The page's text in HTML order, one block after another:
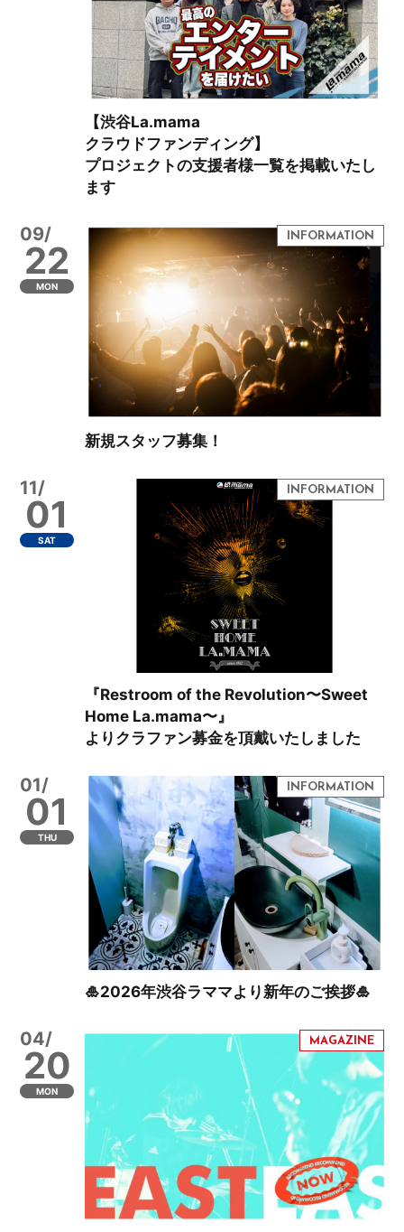
【渋谷La.mama
クラウドファンディング】
プロジェクトの支援者様一覧を掲載いたし
ます
09/
22
MON
新規スタッフ募集！
11/
01
SAT
『Restroom of the Revolution〜Sweet
Home La.mama〜』
よりクラファン募金を頂戴いたしました
01/
01
THU
🎍2026年渋谷ラママより新年のご挨拶🎍
04/
20
MON